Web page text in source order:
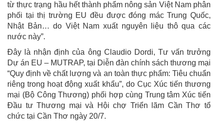
từ thực trạng hầu hết thành phẩm nông sản Việt Nam phân
phối tại thị trường EU đều được đóng mác Trung Quốc,
Nhật Bản… do Việt Nam xuất nguyên liệu thô qua các
nước này”.
Đây là nhận định của ông Claudio Dordi, Tư vấn trưởng
Dự án EU – MUTRAP, tại Diễn đàn chính sách thương mại
“Quy định về chất lượng và an toàn thực phẩm: Tiêu chuẩn
riêng trong hoạt động xuất khẩu”, do Cục Xúc tiến thương
mại (Bộ Công Thương) phối hợp cùng Trung tâm Xúc tiến
Đầu tư Thương mại và Hội chợ Triển lãm Cần Thơ tổ
chức tại Cần Thơ ngày 20/7.